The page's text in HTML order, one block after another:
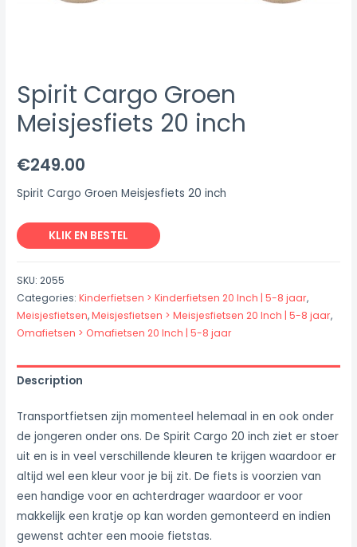
Spirit Cargo Groen
Meisjesfiets 20 inch
€249.00
Spirit Cargo Groen Meisjesfiets 20 inch
KLIK EN BESTEL
SKU:2055
Categories:Kinderfietsen > Kinderfietsen 20 Inch | 5-8 jaar,
Meisjesfietsen,Meisjesfietsen > Meisjesfietsen 20 Inch | 5-8 jaar,
Omafietsen > Omafietsen 20 Inch | 5-8 jaar
Description
Transportfietsen zijn momenteel helemaal in en ook onder
de jongeren onder ons. De Spirit Cargo 20 inch ziet er stoer
uit en is in veel verschillende kleuren te krijgen waardoor er
altijd wel een kleur voor je bij zit. De fiets is voorzien van
een handige voor en achterdrager waardoor er voor
makkelijk een kratje op kan worden gemonteerd en indien
gewenst achter een mooie fietstas.